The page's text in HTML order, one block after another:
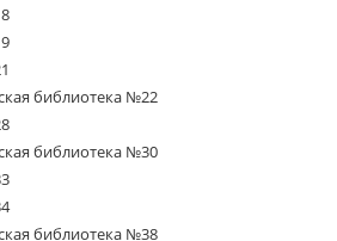
библиотека №22
библиотека №30
библиотека №38